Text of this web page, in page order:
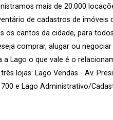
mais de 20.000
de cadastros de imóveis
os cantos da cidade, para
comprar, alugar ou
Lago o que vale é o
lojas: Lago Vendas - Av.
e Lago Administrativo/